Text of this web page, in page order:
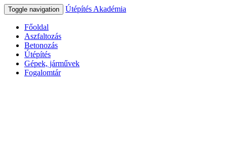
Toggle navigation Útépítés Akadémia
Főoldal
Aszfaltozás
Betonozás
Útépítés
Gépek, járművek
Fogalomtár